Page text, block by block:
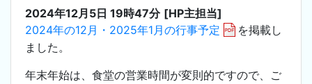
2024年12月5日 19時47分 [HP主担当]
2024年の12月・2025年1月の行事予定
を掲載し
ました。
年末年始は、食堂の営業時間が変則的ですので、ご